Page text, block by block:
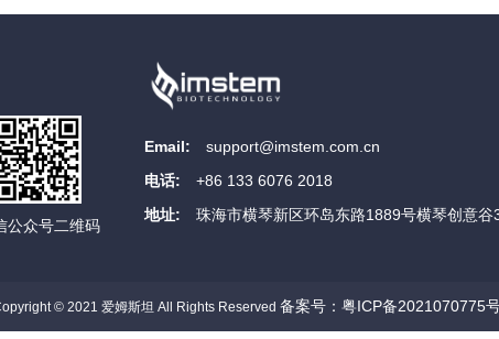
公众号二维码
Email: support@imstem.com.cn
电话: +86 133 6076 2018
地址: 珠海市横琴新区环岛东路1889号横琴创意谷
© 2021 爱姆斯坦 All Rights Reserved 备案号：粤ICP备2021070775